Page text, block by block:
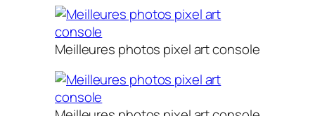
Meilleures photos pixel art console